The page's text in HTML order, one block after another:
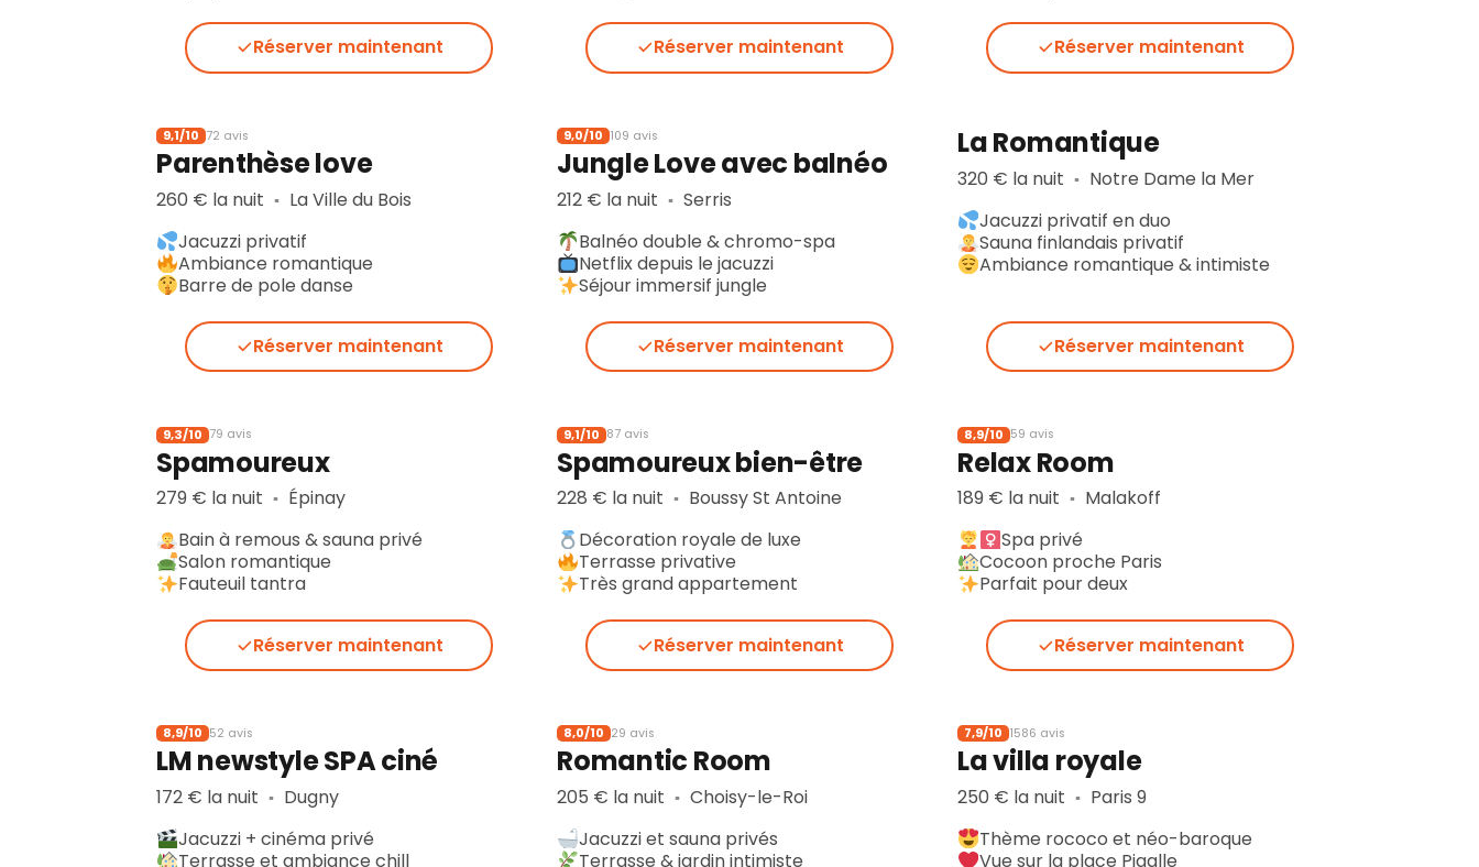
Réserver maintenant Réserver maintenant Réserver maintenant
9,1/10 72 avis
Parenthèse love
260 € la nuit ▪︎ La Ville du Bois
Jacuzzi privatif
Ambiance romantique
Barre de pole danse
Réserver maintenant
9,0/10 109 avis
Jungle Love avec balnéo
212 € la nuit ▪︎ Serris
Balnéo double & chromo-spa
Netflix depuis le jacuzzi
Séjour immersif jungle
Réserver maintenant
La Romantique
320 € la nuit ▪︎ Notre Dame la Mer
Jacuzzi privatif en duo
Sauna finlandais privatif
Ambiance romantique & intimiste
Réserver maintenant
9,3/10 79 avis
Spamoureux
279 € la nuit ▪︎ Épinay
Bain à remous & sauna privé
Salon romantique
Fauteuil tantra
Réserver maintenant
9,1/10 87 avis
Spamoureux bien-être
228 € la nuit ▪︎ Boussy St Antoine
Décoration royale de luxe
Terrasse privative
Très grand appartement
Réserver maintenant
8,9/10 59 avis
Relax Room
189 € la nuit ▪︎ Malakoff
Spa privé
Cocoon proche Paris
Parfait pour deux
Réserver maintenant
8,9/10 52 avis
LM newstyle SPA ciné
172 € la nuit ▪︎ Dugny
Jacuzzi + cinéma privé
Terrasse et ambiance chill
8,0/10 29 avis
Romantic Room
205 € la nuit ▪︎ Choisy-le-Roi
Jacuzzi et sauna privés
Terrasse & jardin intimiste
7,9/10 1586 avis
La villa royale
250 € la nuit ▪︎ Paris 9
Thème rococo et néo-baroque
Vue sur la place Pigalle